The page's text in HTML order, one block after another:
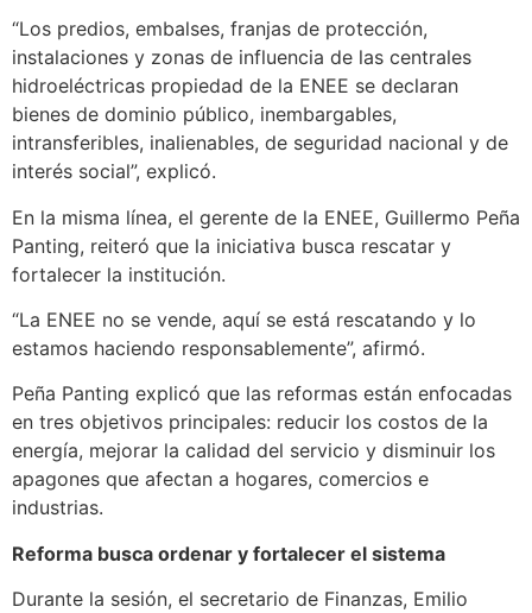
“Los predios, embalses, franjas de protección,
instalaciones y zonas de influencia de las centrales
hidroeléctricas propiedad de la ENEE se declaran
bienes de dominio público, inembargables,
intransferibles, inalienables, de seguridad nacional y de
interés social”, explicó.
En la misma línea, el gerente de la ENEE, Guillermo Peña
Panting, reiteró que la iniciativa busca rescatar y
fortalecer la institución.
“La ENEE no se vende, aquí se está rescatando y lo
estamos haciendo responsablemente”, afirmó.
Peña Panting explicó que las reformas están enfocadas
en tres objetivos principales: reducir los costos de la
energía, mejorar la calidad del servicio y disminuir los
apagones que afectan a hogares, comercios e
industrias.
Reforma busca ordenar y fortalecer el sistema
Durante la sesión, el secretario de Finanzas, Emilio